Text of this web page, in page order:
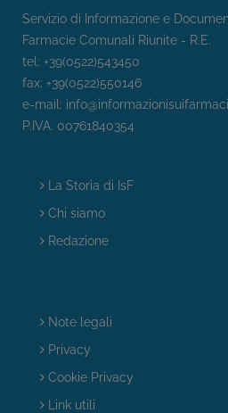
Servizio di Informazione e
Farmacie Comunali Riunite - R.E.
tel: +39(0522)543450
fax: +39(0522)550146
e-mail:
P.IVA. 00761840354
La Storia di IsF
Chi siamo
Redazione
Note legali
Privacy
Cookie Privacy
Link utili